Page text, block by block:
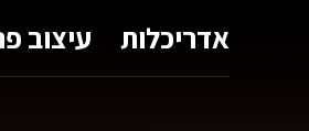
אדריכלות עיצוב